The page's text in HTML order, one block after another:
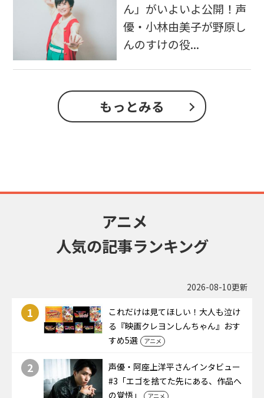
ん」がいよいよ公開！声
優・小林由美子が野原し
んのすけの役...
もっとみる
アニメ
人気の記事ランキング
2026-08-10更新
1
これだけは見てほしい！大人も泣け
る『映画クレヨンしんちゃん』おす
すめ5選
アニメ
2
声優・阿座上洋平さんインタビュー
#3「エゴを捨てた先にある、作品へ
の覚悟」
アニメ